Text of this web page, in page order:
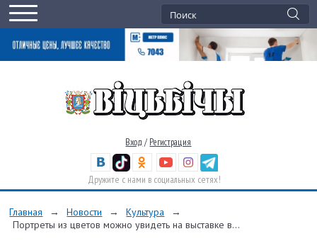
Вход / Регистрация
Дружите с нами в социальных сетях!
Главная → Новости → Культура
→
Портреты из цветов можно увидеть на выставке в...